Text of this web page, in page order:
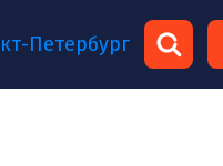
Петербург
×